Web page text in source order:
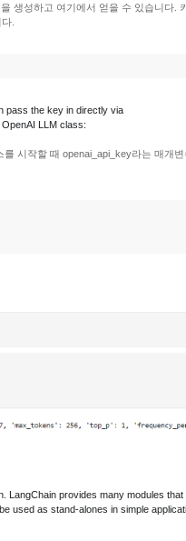
생성하고 여기에서 얻을 수 있습니다.
.
pass the key in directly via
LLM class:
시작할 때 openai_api_key라는 매개변
LangChain provides many modules that
used as stand-alones in simple